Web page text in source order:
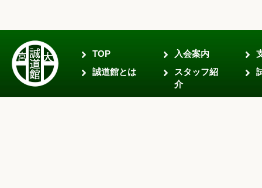
TOP
誠道館とは
入会案内
スタッフ紹
介